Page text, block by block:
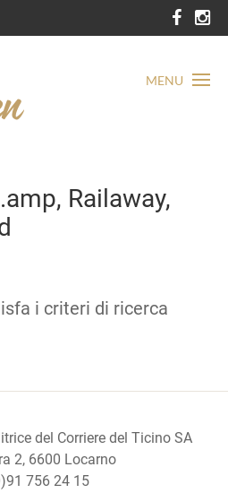
MENU
Railaway,
i criteri di ricerca
del Corriere del Ticino SA
2, 6600 Locarno
756 24 15